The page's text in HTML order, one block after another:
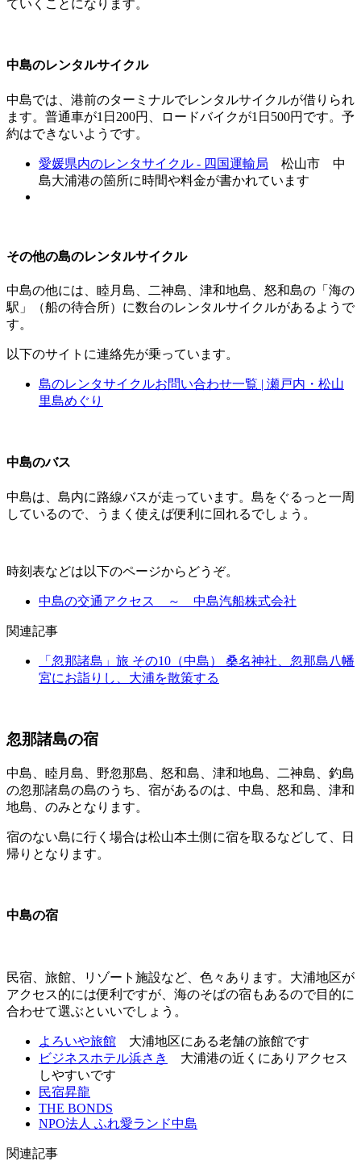
ていくことになります。
中島のレンタルサイクル
中島では、港前のターミナルでレンタルサイクルが借りられ
ます。普通車が1日200円、ロードバイクが1日500円です。予
約はできないようです。
愛媛県内のレンタサイクル - 四国運輸局 松山市 中
島大浦港の箇所に時間や料金が書かれています
その他の島のレンタルサイクル
中島の他には、睦月島、二神島、津和地島、怒和島の「海の
駅」（船の待合所）に数台のレンタルサイクルがあるようで
す。
以下のサイトに連絡先が乗っています。
島のレンタサイクルお問い合わせ一覧 | 瀬戸内・松山
里島めぐり
中島のバス
中島は、島内に路線バスが走っています。島をぐるっと一周
しているので、うまく使えば便利に回れるでしょう。
時刻表などは以下のページからどうぞ。
中島の交通アクセス ～ 中島汽船株式会社
関連記事
「忽那諸島」旅 その10（中島） 桑名神社、忽那島八幡
宮にお詣りし、大浦を散策する
忽那諸島の宿
中島、睦月島、野忽那島、怒和島、津和地島、二神島、釣島
の忽那諸島の島のうち、宿があるのは、中島、怒和島、津和
地島、のみとなります。
宿のない島に行く場合は松山本土側に宿を取るなどして、日
帰りとなります。
中島の宿
民宿、旅館、リゾート施設など、色々あります。大浦地区が
アクセス的には便利ですが、海のそばの宿もあるので目的に
合わせて選ぶといいでしょう。
よろいや旅館 大浦地区にある老舗の旅館です
ビジネスホテル浜さき
大浦港の近くにありアクセス
しやすいです
民宿昇龍
THE BONDS
NPO法人 ふれ愛ランド中島
関連記事